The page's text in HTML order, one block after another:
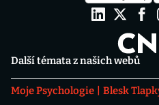
Další témata z našich webů
Moje Psychologie Blesk